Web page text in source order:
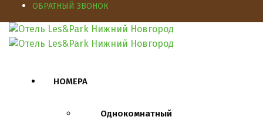
ОБРАТНЫЙ ЗВОНОК
НОМЕРА
Однокомнатный